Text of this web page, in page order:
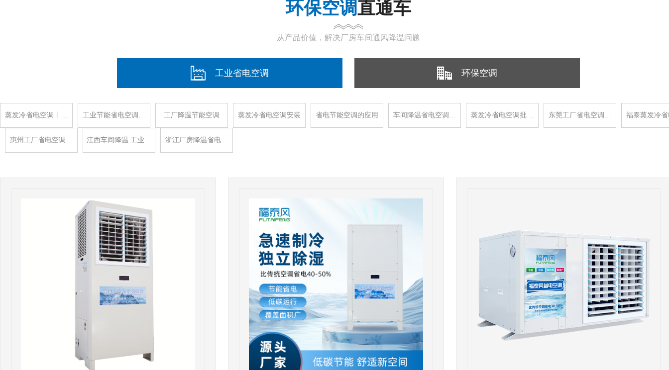
环保空调直通车
从产品价值，解决厂房车间通风降温问题
工业省电空调 环保空调
蒸发冷省电空调丨… 工业节能省电空调… 工厂降温节能空调 蒸发冷省电空调安装 省电节能空调的应用 车间降温省电空调… 蒸发冷省电空调批… 东莞工厂省电空调… 福泰蒸发冷
惠州工厂省电空调… 江西车间降温 工业… 浙江厂房降温省电…